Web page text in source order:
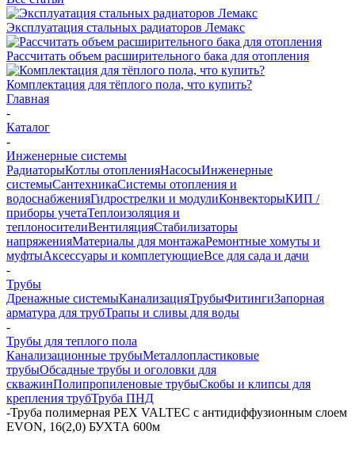
Эксплуатация стальных радиаторов Лемакс
Рассчитать объем расширительного бака для отопления
Комплектация для тёплого пола, что купить?
Главная
-
Каталог
-
Инженерные системы
РадиаторыКотлы отопленияНасосыИнженерные
системыСантехникаСистемы отопления и
водоснабженияГидрострелки и модулиКонвекторыКИП /
приборы учетаТеплоизоляция и
теплоносителиВентиляцияСтабилизаторы
напряженияМатериалы для монтажаРемонтные хомуты и
муфтыАксессуары и комплетующиеВсе для сада и дачи
-
Трубы
Дренажные системыКанализацияТрубыФитингиЗапорная
арматура для трубТрапы и сливы для воды
-
Трубы для теплого пола
Канализационные трубыМеталлопластиковые
трубыОбсадные трубы и оголовки для
скважинПолипропиленовые трубыСкобы и клипсы для
крепления трубТруба ПНД
-Труба полимерная PEX VALTEC с антидиффузионным слоем
EVON, 16(2,0) БУХТА 600м